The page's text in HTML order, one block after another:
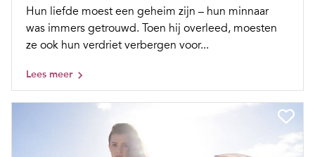
Hun liefde moest een geheim zijn – hun minnaar
was immers getrouwd. Toen hij overleed, moesten
ze ook hun verdriet verbergen voor...
Lees meer